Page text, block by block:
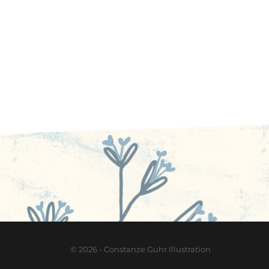
© 2026 - Constanze Guhr Illustration